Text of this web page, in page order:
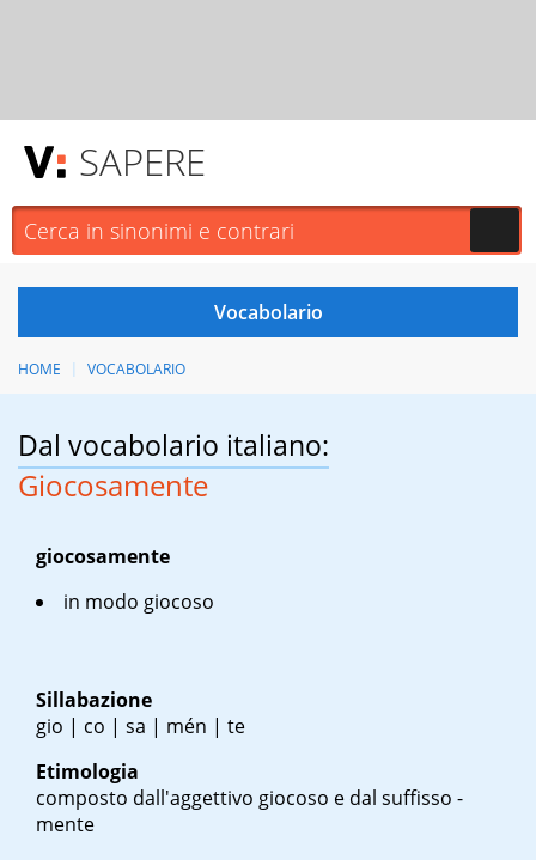
SAPERE
HOME VOCABOLARIO
Dal vocabolario italiano:
Giocosamente
giocosamente
in modo giocoso
Sillabazione
gio | co | sa | mén | te
Etimologia
composto dall'aggettivo giocoso e dal suffisso -
mente